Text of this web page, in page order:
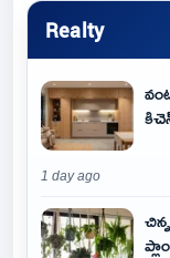
Realty
1 day ago